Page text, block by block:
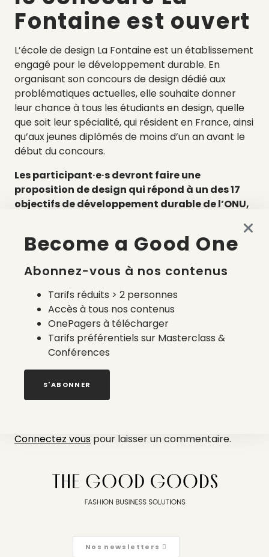
Fontaine est ouvert
L’école de design La Fontaine est un établissement
engagé pour le développement durable. En
organisant son concours de design dédié aux
problématiques actuelles, elle souhaite donner
leur chance à tous les étudiants en design, quelle
que soit leur spécialité, qui résident en France, ainsi
qu’aux jeunes diplômés de moins d’un an avant le
début du concours.
Les participant·e·s devront faire une
proposition de design qui répond à un des 17
objectifs de développement durable de l’ONU,
Design produit
Design graphique
Les gagnant·e·s seront récompensé·e·s par des
lots d’une valeur de plus de 4 000 euros et
différents prix en fonction de la catégorie de
design choisie.
Le site École La Fontaine
Connectez vous pour laisser un commentaire.
Nos newsletters
Become a Good One
Abonnez-vous à nos contenus
Tarifs réduits > 2 personnes
Accès à tous nos contenus
OnePagers à télécharger
Tarifs préférentiels sur Masterclass &
Conférences
S'ABONNER